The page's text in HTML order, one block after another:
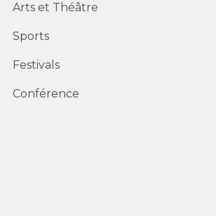
Arts et Théâtre
Sports
Festivals
Conférence